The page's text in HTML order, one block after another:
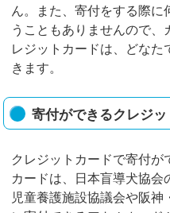
ん。また、寄付をする際に
うこともありませんので、
レジットカードは、どな
きます。
寄付ができるクレジッ
クレジットカードで寄付が
カードは、日本盲導犬協会
児童養護施設協議会や阪